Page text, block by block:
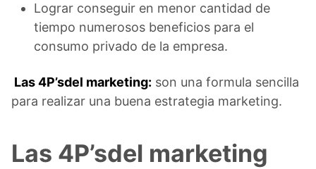
Lograr conseguir en menor cantidad de
tiempo numerosos beneficios para el
consumo privado de la empresa.
Las 4P’sdel marketing: son una formula sencilla
para realizar una buena estrategia marketing.
Las 4P’sdel marketing